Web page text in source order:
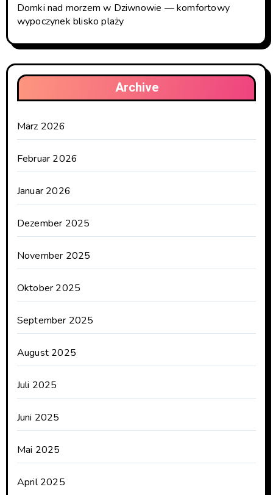
Domki nad morzem w Dziwnowie — komfortowy
wypoczynek blisko plaży
Archive
März 2026
Februar 2026
Januar 2026
Dezember 2025
November 2025
Oktober 2025
September 2025
August 2025
Juli 2025
Juni 2025
Mai 2025
April 2025